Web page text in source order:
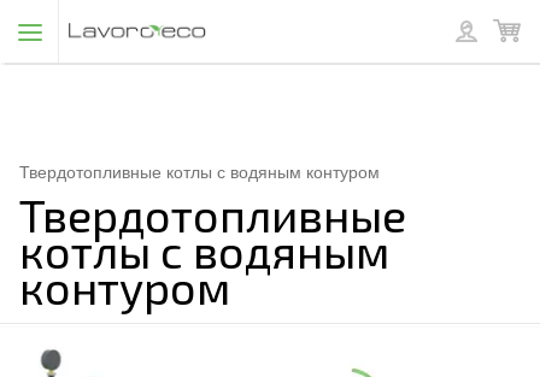
Твердотопливные котлы с водяным контуром
Твердотопливные
котлы с водяным
контуром